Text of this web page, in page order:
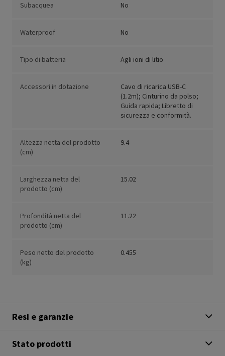
Subacquea No
Waterproof No
Tipo di batteria Agli ioni di litio
Accessori in dotazione
Cavo di ricarica USB-C
(1.2m); Cinturino da polso;
Guida rapida; Libretto di
sicurezza e conformità.
Altezza netta del prodotto
(cm)
9.4
Larghezza netta del
prodotto (cm)
15.02
Profondità netta del
prodotto (cm)
11.22
Peso netto del prodotto
(kg)
0.455
Resi e garanzie
Stato prodotti